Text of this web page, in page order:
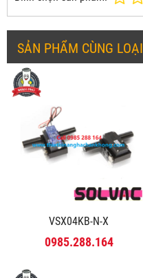
SẢN PHẨM CÙNG LOẠI
VSX04KB-N-X
0985.288.164